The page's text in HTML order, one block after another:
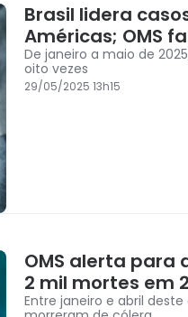
Brasil lidera
Américas; OMS
De janeiro a maio de
oito vezes
29/05/2025 13h15
OMS alerta para
2 mil mortes em
Entre janeiro e abril